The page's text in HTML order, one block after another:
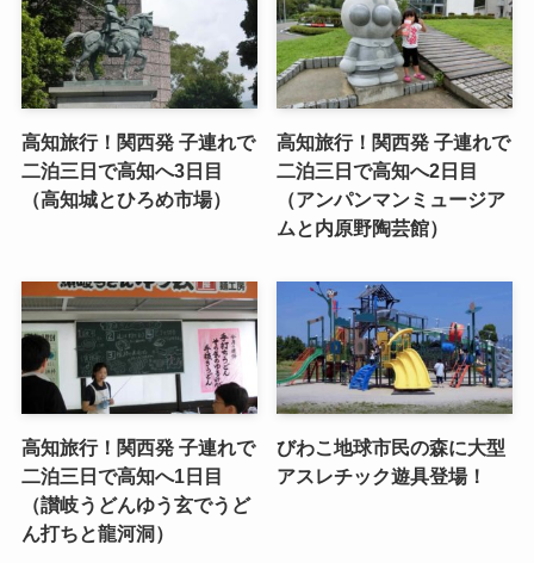
高知旅行！関西発 子連れで
二泊三日で高知へ3日目
（高知城とひろめ市場）
高知旅行！関西発 子連れで
二泊三日で高知へ2日目
（アンパンマンミュージア
ムと内原野陶芸館）
高知旅行！関西発 子連れで
二泊三日で高知へ1日目
（讃岐うどんゆう玄でうど
ん打ちと龍河洞）
びわこ地球市民の森に大型
アスレチック遊具登場！